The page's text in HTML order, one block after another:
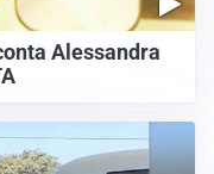
Alessandra